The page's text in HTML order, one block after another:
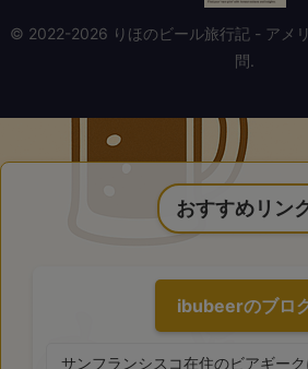
© 2022-2026 りほのビール旅行記 - アメ
問.
おすすめリン
ibubeerのブロ
サンフランシスコ在住のビアギー